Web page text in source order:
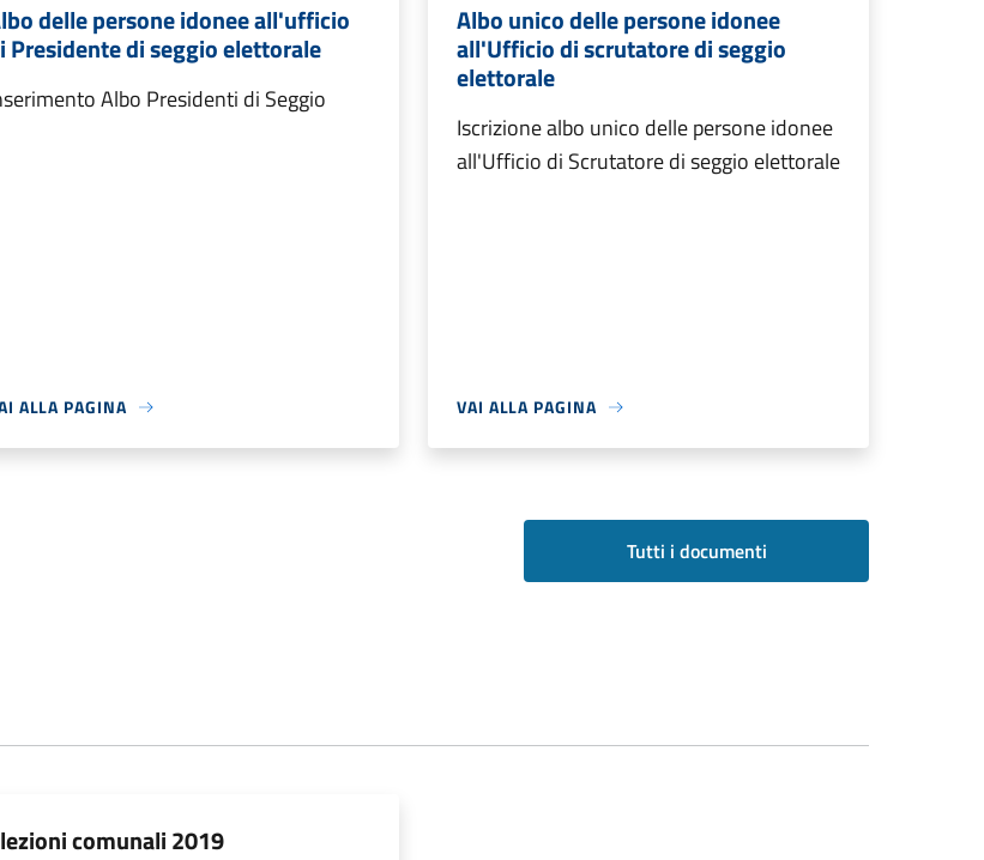
delle persone idonee all'ufficio
Presidente di seggio elettorale
Albo Presidenti di Seggio
ALLA PAGINA
Albo unico delle persone idonee
all'Ufficio di scrutatore di seggio
elettorale
Iscrizione albo unico delle persone idonee
all'Ufficio di Scrutatore di seggio elettorale
VAI ALLA PAGINA
Tutti i documenti
comunali 2019